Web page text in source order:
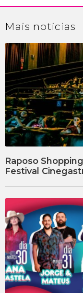
Mais notícias
Raposo
Festival